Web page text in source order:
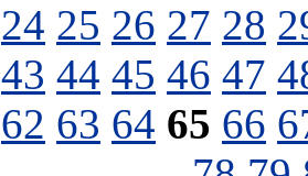
24 25 26 27 28
43 44 45 46 47
62 63 64 65 66